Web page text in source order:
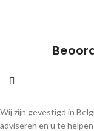
Wij zijn gevestigd in
adviseren en u te